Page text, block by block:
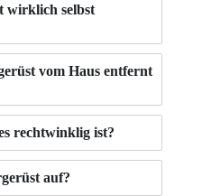
wirklich selbst
vom Haus entfernt
rechtwinklig ist?
auf?